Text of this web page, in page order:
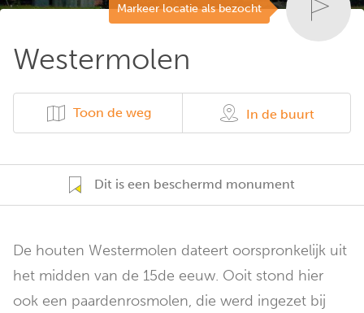
Markeer locatie als bezocht
Westermolen
Toon de weg In de buurt
Dit is een beschermd monument
De houten Westermolen dateert oorspronkelijk uit
het midden van de 15de eeuw. Ooit stond hier
ook een paardenrosmolen, die werd ingezet bij